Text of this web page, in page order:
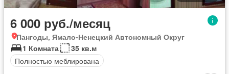
6 000 руб./месяц
Пангоды, Ямало-Ненецкий Автономный Округ
1 Комната
35 кв.м
Полностью меблирована